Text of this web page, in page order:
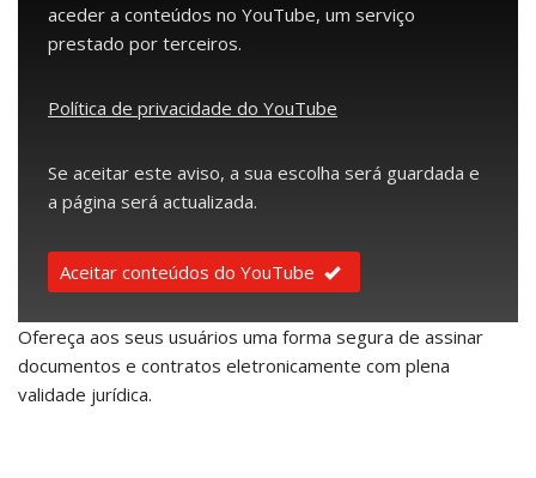
aceder a conteúdos no YouTube, um serviço
prestado por terceiros.
Política de privacidade do YouTube
Se aceitar este aviso, a sua escolha será guardada e
a página será actualizada.
Aceitar conteúdos do YouTube
Ofereça aos seus usuários uma forma segura de assinar
documentos e contratos eletronicamente com plena
validade jurídica.